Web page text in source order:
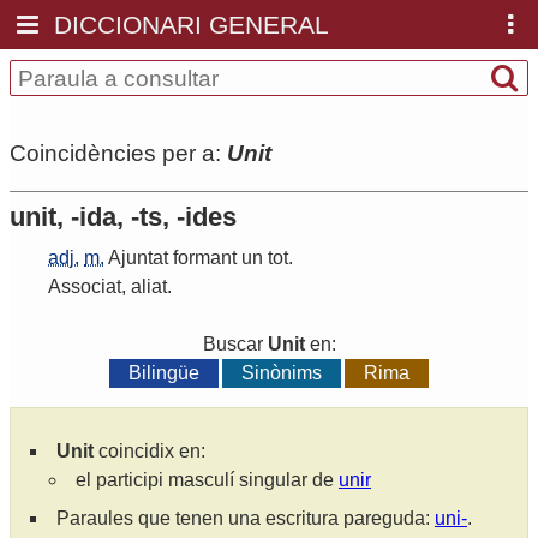
DICCIONARI GENERAL
Coincidències per a: Unit
unit, -ida, -ts, -ides
adj. m. Ajuntat formant un tot.
Associat, aliat.
Buscar Uniten:
Bilingüe
Sinònims Rima
Unit coincidix en:
el participi masculí singular de unir
Paraules que tenen una escritura pareguda: uni-.